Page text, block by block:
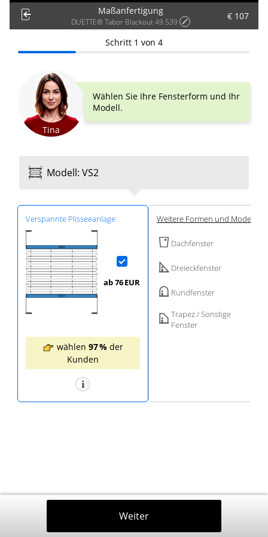
Maßanfertigung
DUETTE® Tabor Blackout 49.539
€ 107
Schritt 1 von 4
Tina
Wählen Sie Ihre Fensterform und Ihr
Modell.
Modell: VS2
Ver­spannte Plissee­anlage
ab 76EUR
wählen 97 % der
Kunden
Weitere Formen und Modelle
Dachfenster
Dreieckfenster
Rundfenster
Trapez / Sonstige
Fenster
Weiter